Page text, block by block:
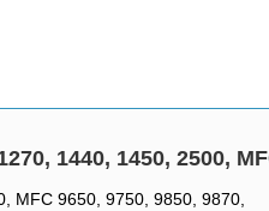
1440, 1450, 2500,
MFC 9650, 9750, 9850, 9870,